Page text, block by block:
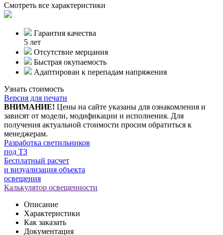
Смотреть все характеристики
Гарантия качества
5 лет
Отсутствие мерцания
Быстрая окупаемость
Адаптирован к перепадам напряжения
Узнать стоимость
Версия для печати
ВНИМАНИЕ! Цены на сайте указаны для ознакомления и
зависят от модели, модификации и исполнения. Для
получения актуальной стоимости просим обратиться к
менеджерам.
Разработка светильников
под ТЗ
Бесплатный расчет
и визуализация объекта
освещения
Калькулятор освещенности
Описание
Характеристики
Как заказать
Документация